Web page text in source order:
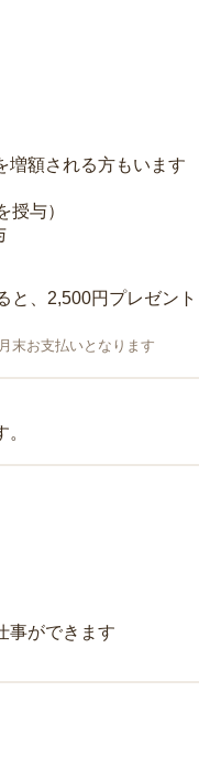
額される方もいます
授与）
と、2,500円プレゼント
末お支払いとなります
事ができます